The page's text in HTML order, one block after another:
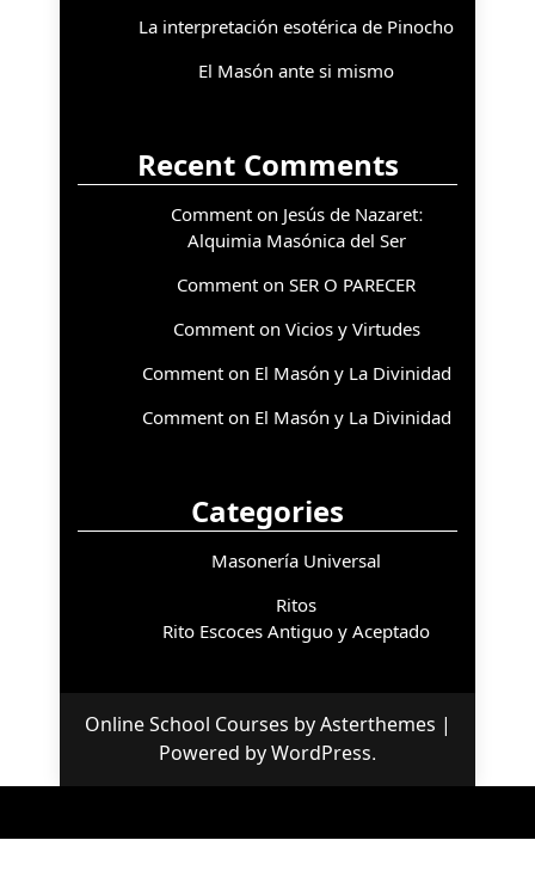
La interpretación esotérica de Pinocho
El Masón ante si mismo
Recent Comments
Comment on Jesús de Nazaret:
Alquimia Masónica del Ser
Comment on SER O PARECER
Comment on Vicios y Virtudes
Comment on El Masón y La Divinidad
Comment on El Masón y La Divinidad
Categories
Masonería Universal
Ritos
Rito Escoces Antiguo y Aceptado
Online School Courses byAsterthemes |
Powered byWordPress.